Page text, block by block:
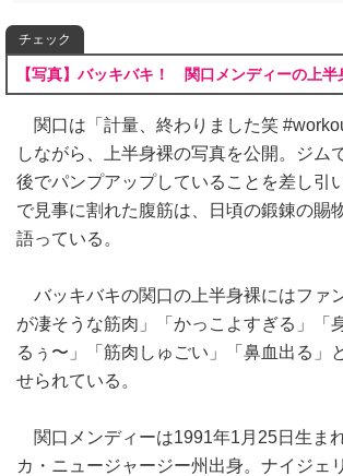
チェック
【写真】バッキバキ！ 関口メンディーの上半
関口は「計量、終わりました笑
しながら、上半身裸の写真を公開。ジム
後でパンプアップしていることを差し引
で見事に割れた腹筋は、日頃の鍛錬の賜
語っている。
バッキバキの関口の上半身裸にはファ
が凄そうな筋肉」「かっこよすぎる」「
るぅ〜」「筋肉しゅごい」「鼻血出る」
せられている。
関口メンディーは1991年1月25日生ま
カ・ニュージャージー州出身。ナイジェ